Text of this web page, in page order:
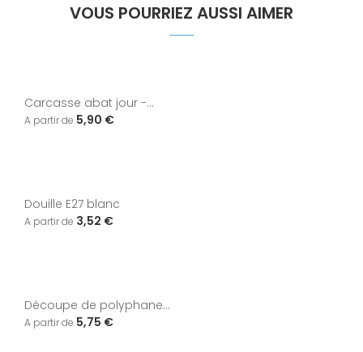
VOUS POURRIEZ AUSSI AIMER
Carcasse abat jour -...
5,90 €
Douille E27 blanc
3,52 €
Découpe de polyphane...
5,75 €